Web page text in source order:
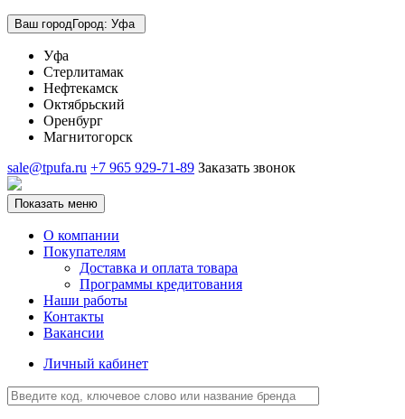
Ваш городГород: Уфа
Уфа
Стерлитамак
Нефтекамск
Октябрьский
Оренбург
Магнитогорск
sale@tpufa.ru +7 965 929-71-89 Заказать звонок
Показать меню
О компании
Покупателям
Доставка и оплата товара
Программы кредитования
Наши работы
Контакты
Вакансии
Личный кабинет